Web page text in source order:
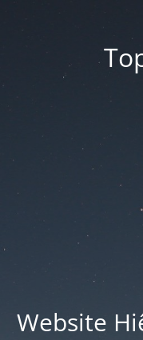
Website